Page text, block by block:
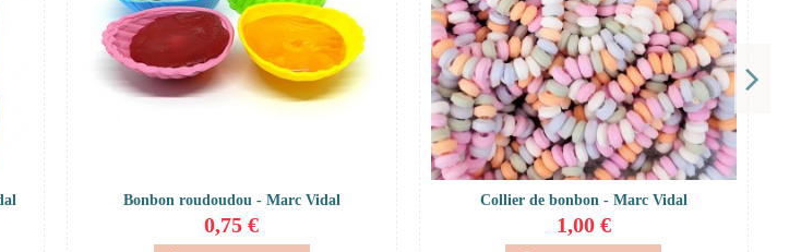
Bonbon roudoudou - Marc Vidal
0,75 €
Collier de bonbon - Marc Vidal
1,00 €